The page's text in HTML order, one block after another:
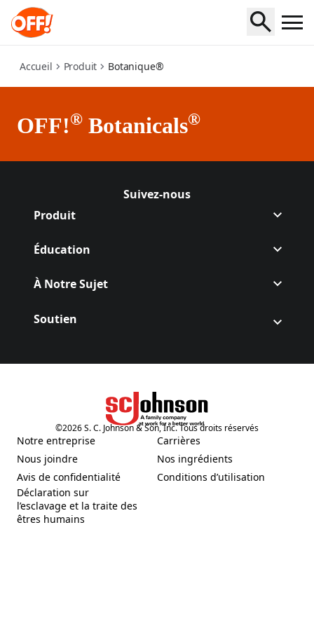
botanicals
Accueil Produit Botanique®
OFF!® Botanicals®
Suivez-nous
Suivre Off sur Facebook
(Opens in a new tab)
Suivre Off sur Instagram
(Opens in a new tab)
Produit
Éducation
À Notre Sujet
Soutien
(Opens in a new tab)
©2026S. C. Johnson & Son, Inc. Tous droits réservés
Notre entreprise
(Opens in a new tab)
Nous joindre
(Opens in a new tab)
Avis de confidentialité
(Opens in a new tab)
Déclaration sur
l’esclavage et la traite des
êtres humains
(Opens in a new tab)
Carrières
(Opens in a new tab)
Nos ingrédients
(Opens in a new tab)
Conditions d’utilisation
(Opens in a new tab)